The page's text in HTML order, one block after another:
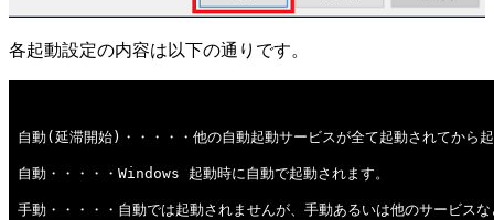
各起動設定の内容は以下の通りです。
自動(延滞開始)・・・・・他の自動起動サービスが全て起動されてから
自動・・・・・Windows 起動時に自動で起動されます。
手動・・・・・自動では起動されませんが、手動あるいは他のサービス